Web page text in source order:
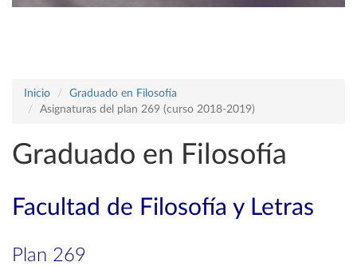
Inicio
Graduado en Filosofía
Asignaturas del plan 269 (curso 2018-2019)
Graduado en Filosofía
Facultad de Filosofía y Letras
Plan 269